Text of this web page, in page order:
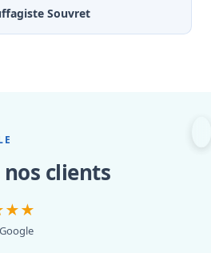
Souvret
clients